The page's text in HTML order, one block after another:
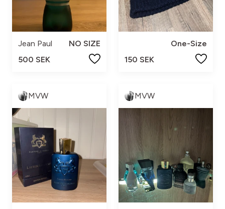
Jean Paul
NO SIZE
500 SEK
One-Size
150 SEK
MVW MVW